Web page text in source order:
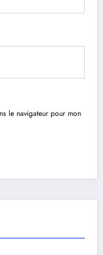
le navigateur pour mon